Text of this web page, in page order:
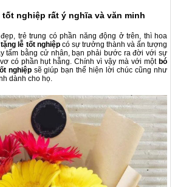
nghiệp rất ý nghĩa và văn minh
trẻ trung có phần năng động ở trên, thì hoa
lễ tốt nghiệp có sự trưởng thành và ấn tượng
tấm bằng cử nhân, bạn phải bước ra đời với sự
có phần hụt hẫng. Chính vì vậy mà với một bó
nghiệpsẽ giúp bạn thể hiện lời chúc cũng như
dành cho họ.